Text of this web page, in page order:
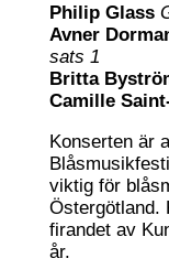
Philip Glass
Avner
sats 1
Britta
Camille
Konserten är
viktig för
Östergötland.
firandet av
år.